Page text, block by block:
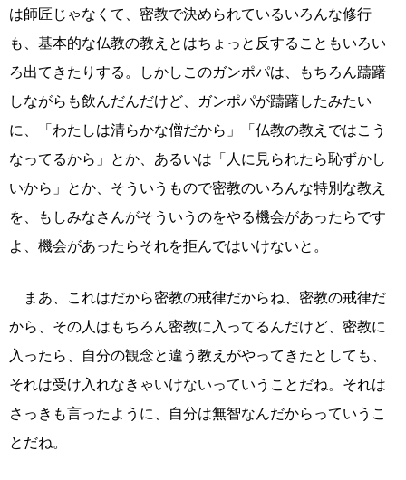
は師匠じゃなくて、密教で決められているいろんな修行
も、基本的な仏教の教えとはちょっと反することもいろい
ろ出てきたりする。しかしこのガンポパは、もちろん躊躇
しながらも飲んだんだけど、ガンポパが躊躇したみたい
に、「わたしは清らかな僧だから」「仏教の教えではこう
なってるから」とか、あるいは「人に見られたら恥ずかし
いから」とか、そういうもので密教のいろんな特別な教え
を、もしみなさんがそういうのをやる機会があったらです
よ、機会があったらそれを拒んではいけないと。
まあ、これはだから密教の戒律だからね、密教の戒律だ
から、その人はもちろん密教に入ってるんだけど、密教に
入ったら、自分の観念と違う教えがやってきたとしても、
それは受け入れなきゃいけないっていうことだね。それは
さっきも言ったように、自分は無智なんだからっていうこ
とだね。